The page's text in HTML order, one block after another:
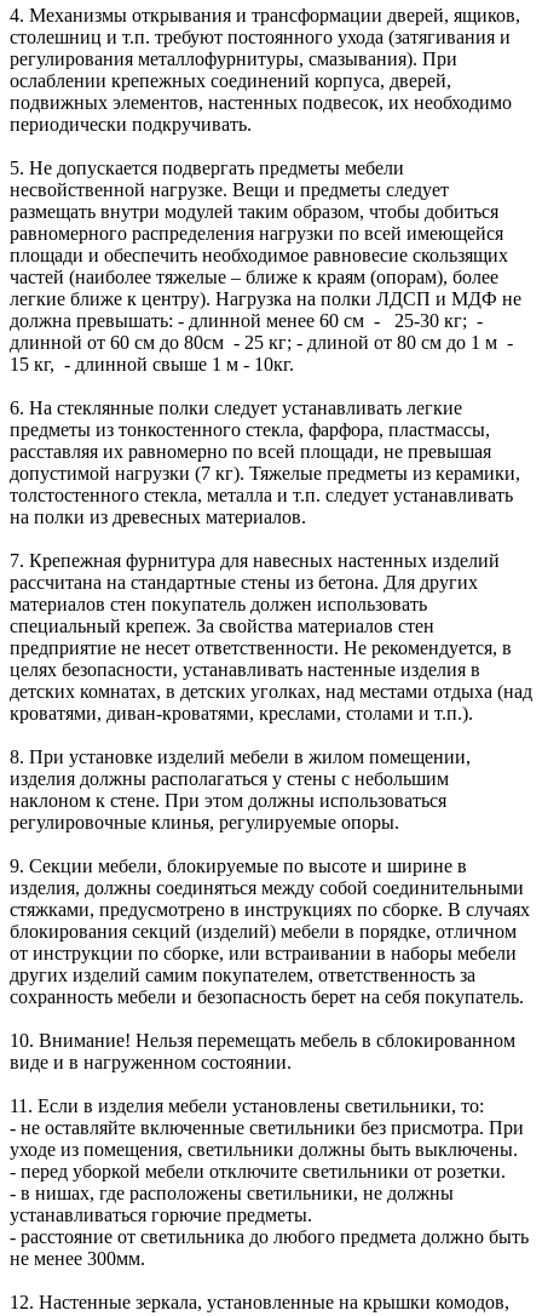
4. Механизмы открывания и трансформации дверей, ящиков,
столешниц и т.п. требуют постоянного ухода (затягивания и
регулирования металлофурнитуры, смазывания). При
ослаблении крепежных соединений корпуса, дверей,
подвижных элементов, настенных подвесок, их необходимо
периодически подкручивать.
5. Не допускается подвергать предметы мебели
несвойственной нагрузке. Вещи и предметы следует
размещать внутри модулей таким образом, чтобы добиться
равномерного распределения нагрузки по всей имеющейся
площади и обеспечить необходимое равновесие скользящих
частей (наиболее тяжелые – ближе к краям (опорам), более
легкие ближе к центру). Нагрузка на полки ЛДСП и МДФ не
должна превышать: - длинной менее 60 см - 25-30 кг; -
длинной от 60 см до 80см - 25 кг; - длиной от 80 см до 1 м -
15 кг, - длинной свыше 1 м - 10кг.
6. На стеклянные полки следует устанавливать легкие
предметы из тонкостенного стекла, фарфора, пластмассы,
расставляя их равномерно по всей площади, не превышая
допустимой нагрузки (7 кг). Тяжелые предметы из керамики,
толстостенного стекла, металла и т.п. следует устанавливать
на полки из древесных материалов.
7. Крепежная фурнитура для навесных настенных изделий
рассчитана на стандартные стены из бетона. Для других
материалов стен покупатель должен использовать
специальный крепеж. За свойства материалов стен
предприятие не несет ответственности. Не рекомендуется, в
целях безопасности, устанавливать настенные изделия в
детских комнатах, в детских уголках, над местами отдыха (над
кроватями, диван-кроватями, креслами, столами и т.п.).
8. При установке изделий мебели в жилом помещении,
изделия должны располагаться у стены с небольшим
наклоном к стене. При этом должны использоваться
регулировочные клинья, регулируемые опоры.
9. Секции мебели, блокируемые по высоте и ширине в
изделия, должны соединяться между собой соединительными
стяжками, предусмотрено в инструкциях по сборке. В случаях
блокирования секций (изделий) мебели в порядке, отличном
от инструкции по сборке, или встраивании в наборы мебели
других изделий самим покупателем, ответственность за
сохранность мебели и безопасность берет на себя покупатель.
10. Внимание! Нельзя перемещать мебель в сблокированном
виде и в нагруженном состоянии.
11. Если в изделия мебели установлены светильники, то:
- не оставляйте включенные светильники без присмотра. При
уходе из помещения, светильники должны быть выключены.
- перед уборкой мебели отключите светильники от розетки.
- в нишах, где расположены светильники, не должны
устанавливаться горючие предметы.
- расстояние от светильника до любого предмета должно быть
не менее 300мм.
12. Настенные зеркала, установленные на крышки комодов,